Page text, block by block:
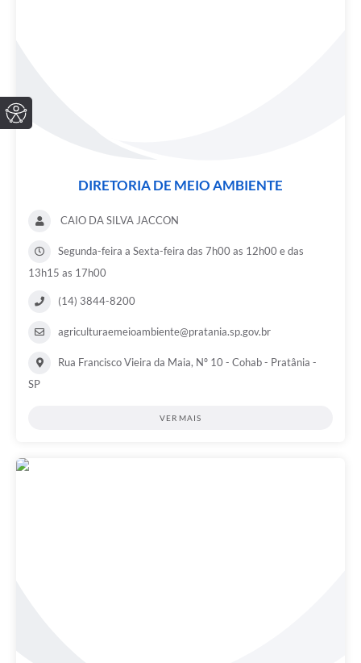
DIRETORIA DE MEIO AMBIENTE
CAIO DA SILVA JACCON
Segunda-feira a Sexta-feira das 7h00 as 12h00 e das
13h15 as 17h00
(14) 3844-8200
agriculturaemeioambiente@pratania.sp.gov.br
Rua Francisco Vieira da Maia, Nº 10 - Cohab - Pratânia -
SP
VER MAIS